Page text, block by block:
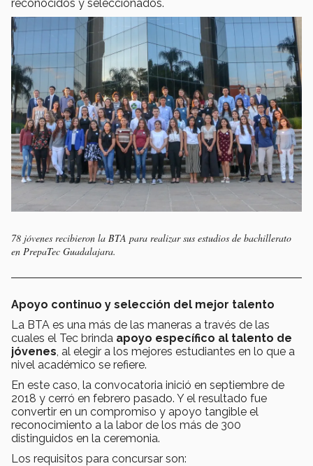
reconocidos y seleccionados.
78 jóvenes recibieron la BTA para realizar sus estudios de bachillerato
en PrepaTec Guadalajara.
Apoyo continuo y selección del mejor talento
La BTA es una más de las maneras a través de las
cuales el Tec brinda apoyo específico al talento de
jóvenes , al elegir a los mejores estudiantes en lo que a
nivel académico se refiere.
En este caso, la convocatoria inició en septiembre de
2018 y cerró en febrero pasado. Y el resultado fue
convertir en un compromiso y apoyo tangible el
reconocimiento a la labor de los más de 300
distinguidos en la ceremonia.
Los requisitos para concursar son: